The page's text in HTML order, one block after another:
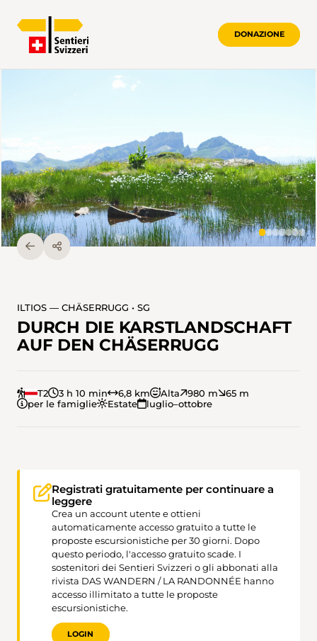
DONAZIONE
ILTIOS — CHÄSERRUGG • SG
DURCH DIE KARSTLANDSCHAFT
AUF DEN CHÄSERRUGG
T2 3 h 10 min 6,8 km Alta 980 m
65 m
per le famiglie
Estate luglio–ottobre
Registrati gratuitamente per continuare a
leggere
Crea un account utente e ottieni
automaticamente accesso gratuito a tutte le
proposte escursionistiche per 30 giorni. Dopo
questo periodo, l'accesso gratuito scade. I
sostenitori dei Sentieri Svizzeri o gli abbonati alla
rivista DAS WANDERN / LA RANDONNÉE hanno
accesso illimitato a tutte le proposte
escursionistiche.
LOGIN